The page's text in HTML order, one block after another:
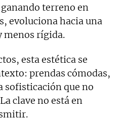
terreno en
evoluciona hacia una
menos rígida.
esta estética se
prendas cómodas,
sofisticación que no
clave no está en